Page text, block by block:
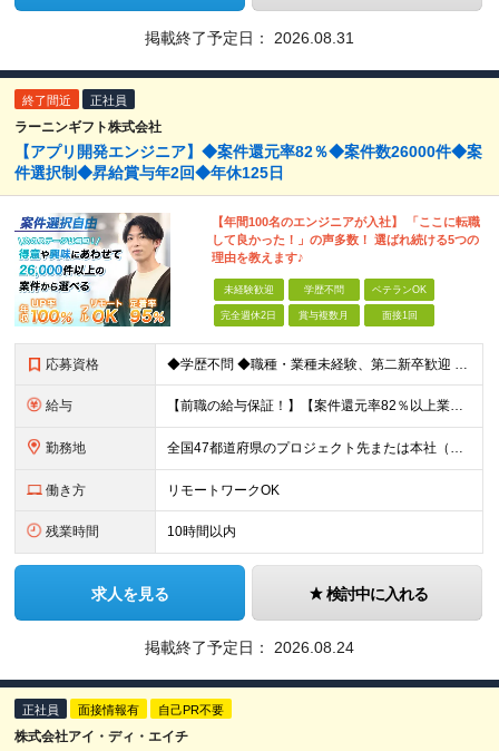
掲載終了予定日： 2026.08.31
終了間近 正社員
ラーニンギフト株式会社
【アプリ開発エンジニア】◆案件還元率82％◆案件数26000件◆案
件選択制◆昇給賞与年2回◆年休125日
【年間100名のエンジニアが入社】 「ここに転職
して良かった！」の声多数！ 選ばれ続ける5つの
理由を教えます♪
未経験歓迎 学歴不問 ベテランOK
完全週休2日 賞与複数月 面接1回
応募資格 ◆学歴不問 ◆職種・業種未経験、第二新卒歓迎 【具体的には】 1ヶ月でも実務経験があれば尚◎ ※豊富な経験者は特に給与面で大きな優遇有 ＜経験浅めの方でも歓迎＞ ★以下「◎」いずれかに該当され
給与 【前職の給与保証！】【案件還元率82％以上業界最高水準！】【転職者の100%が収入UPを実現！】 ＼スキルに見合った収入を望む方は、ぜひ！／ 【経験1年未満の方】 月給23万円～35万円 ※月給には
勤務地 全国47都道府県のプロジェクト先または本社（新宿区） ◎勤務地は希望を考慮。転勤はありません。 ◎フルリモート(完全在宅勤務）多数あります。 ◎転職時にお引越しをご検討の際には引越し費用または住宅手
働き方 リモートワークOK
残業時間 10時間以内
求人を見る 検討中に入れる
掲載終了予定日： 2026.08.24
正社員 面接情報有 自己PR不要
株式会社アイ・ディ・エイチ